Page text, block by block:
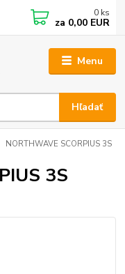
Menu
Hľadať
0 ks
za 0,00 EUR
NORTHWAVE SCORPIUS 3S
3S